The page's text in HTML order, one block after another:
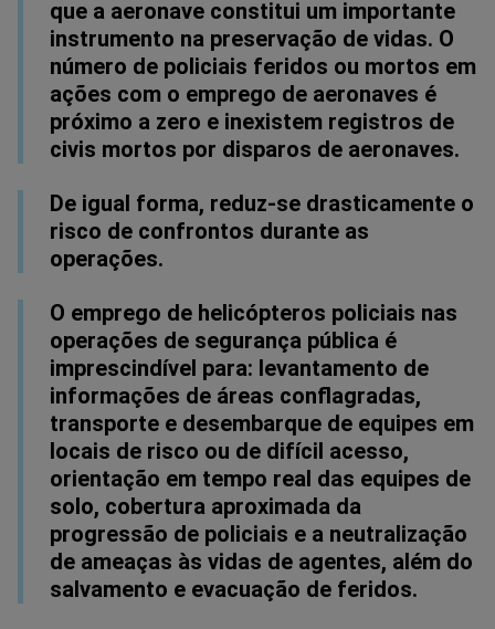
que a aeronave constitui um importante
instrumento na preservação de vidas. O
número de policiais feridos ou mortos em
ações com o emprego de aeronaves é
próximo a zero e inexistem registros de
civis mortos por disparos de aeronaves.
De igual forma, reduz-se drasticamente o
risco de confrontos durante as
operações.
O emprego de helicópteros policiais nas
operações de segurança pública é
imprescindível para: levantamento de
informações de áreas conflagradas,
transporte e desembarque de equipes em
locais de risco ou de difícil acesso,
orientação em tempo real das equipes de
solo, cobertura aproximada da
progressão de policiais e a neutralização
de ameaças às vidas de agentes, além do
salvamento e evacuação de feridos.